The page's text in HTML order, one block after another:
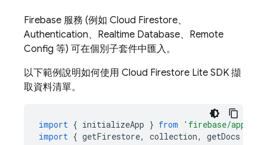
Firebase 服務 (例如 Cloud Firestore、
Authentication、 Realtime Database、 Remote
Config 等) 可在個別子套件中匯入。
以下範例說明如何使用 Cloud Firestore Lite SDK 擷
取資料清單。
import { initializeApp } from 'firebase/app'
import { getFirestore, collection, getDocs